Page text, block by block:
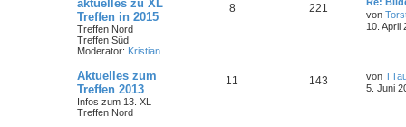
aktuelles zu XL
Treffen in 2015
Treffen Nord
Treffen Süd
Moderator: Kristian
8 221
von
10. April
Aktuelles zum
Treffen 2013
Infos zum 13. XL
Treffen Nord
11 143 von
5. Juni